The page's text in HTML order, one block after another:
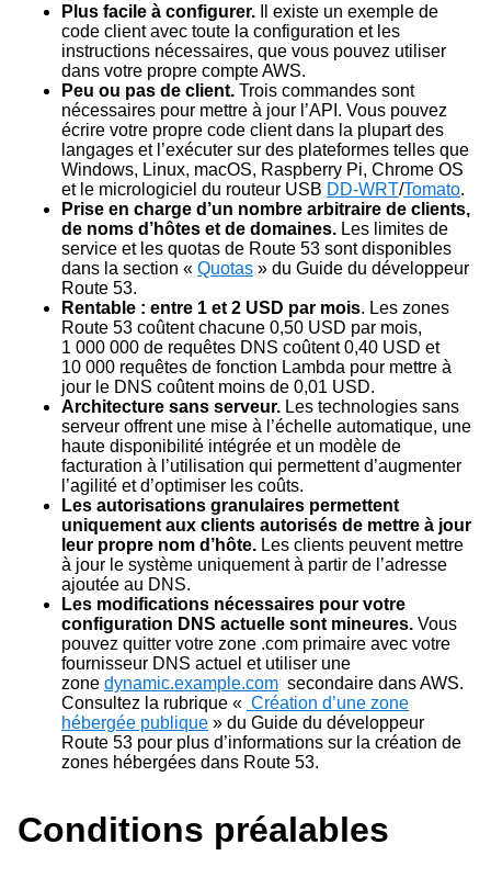
Plus facile à configurer.
Il existe un exemple de
code client avec toute la configuration et les
instructions nécessaires, que vous pouvez utiliser
dans votre propre compte AWS.
Peu ou pas de client. Trois commandes sont
nécessaires pour mettre à jour l’API. Vous pouvez
écrire votre propre code client dans la plupart des
langages et l’exécuter sur des plateformes telles que
Windows, Linux, macOS, Raspberry Pi, Chrome OS
et le micrologiciel du routeur USB DD-WRT/Tomato.
Prise en charge d’un nombre arbitraire de clients,
de noms d’hôtes et de domaines. Les limites de
service et les quotas de Route 53 sont disponibles
dans la section « Quotas » du Guide du développeur
Route 53.
Rentable : entre 1 et 2 USD par mois. Les zones
Route 53 coûtent chacune 0,50 USD par mois,
1 000 000 de requêtes DNS coûtent 0,40 USD et
10 000 requêtes de fonction Lambda pour mettre à
jour le DNS coûtent moins de 0,01 USD.
Architecture sans serveur. Les technologies sans
serveur offrent une mise à l’échelle automatique, une
haute disponibilité intégrée et un modèle de
facturation à l’utilisation qui permettent d’augmenter
l’agilité et d’optimiser les coûts.
Les autorisations granulaires permettent
uniquement aux clients autorisés de mettre à jour
leur propre nom d’hôte. Les clients peuvent mettre
à jour le système uniquement à partir de l’adresse
ajoutée au DNS.
Les modifications nécessaires pour votre
configuration DNS actuelle sont mineures. Vous
pouvez quitter votre zone .com primaire avec votre
fournisseur DNS actuel et utiliser une
zone dynamic.example.com secondaire dans AWS.
Consultez la rubrique « Création d’une zone
hébergée publique » du Guide du développeur
Route 53 pour plus d’informations sur la création de
zones hébergées dans Route 53.
Conditions préalables